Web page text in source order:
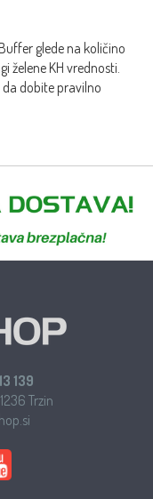
glede na količino
želene KH vrednosti.
dobite pravilno
139
Trzin